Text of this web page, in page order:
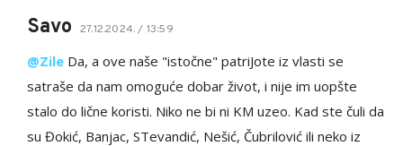
Savo 27.12.2024. / 13:59
@Zile Da, a ove naše "istočne" patriJote iz vlasti se
satraše da nam omoguće dobar život, i nije im uopšte
stalo do lične koristi. Niko ne bi ni KM uzeo. Kad ste čuli da
su Đokić, Banjac, STevandić, Nešić, Čubrilović ili neko iz